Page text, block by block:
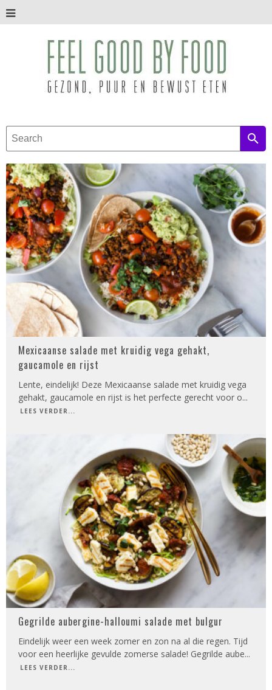
Mexicaanse salade met kruidig vega gehakt,
gaucamole en rijst
Lente, eindelijk! Deze Mexicaanse salade met kruidig vega
gehakt, gaucamole en rijst is het perfecte gerecht voor o...
LEES VERDER...
Gegrilde aubergine-halloumi salade met bulgur
Eindelijk weer een week zomer en zon na al die regen. Tijd
voor een heerlijke gevulde zomerse salade! Gegrilde aube...
LEES VERDER...